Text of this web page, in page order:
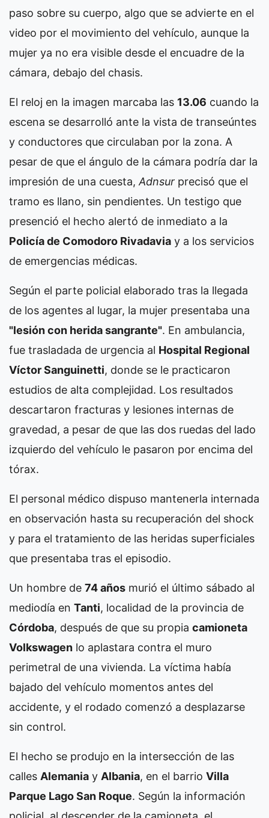
paso sobre su cuerpo, algo que se advierte en el
video por el movimiento del vehículo, aunque la
mujer ya no era visible desde el encuadre de la
cámara, debajo del chasis.
El reloj en la imagen marcaba las 13.06 cuando la
escena se desarrolló ante la vista de transeúntes
y conductores que circulaban por la zona. A
pesar de que el ángulo de la cámara podría dar la
impresión de una cuesta, Adnsur precisó que el
tramo es llano, sin pendientes. Un testigo que
presenció el hecho alertó de inmediato a la
Policía de Comodoro Rivadavia y a los servicios
de emergencias médicas.
Según el parte policial elaborado tras la llegada
de los agentes al lugar, la mujer presentaba una
"lesión con herida sangrante". En ambulancia,
fue trasladada de urgencia al Hospital Regional
Víctor Sanguinetti, donde se le practicaron
estudios de alta complejidad. Los resultados
descartaron fracturas y lesiones internas de
gravedad, a pesar de que las dos ruedas del lado
izquierdo del vehículo le pasaron por encima del
tórax.
El personal médico dispuso mantenerla internada
en observación hasta su recuperación del shock
y para el tratamiento de las heridas superficiales
que presentaba tras el episodio.
Un hombre de 74 años murió el último sábado al
mediodía en Tanti, localidad de la provincia de
Córdoba, después de que su propia camioneta
Volkswagen lo aplastara contra el muro
perimetral de una vivienda. La víctima había
bajado del vehículo momentos antes del
accidente, y el rodado comenzó a desplazarse
sin control.
El hecho se produjo en la intersección de las
calles Alemania y Albania, en el barrio Villa
Parque Lago San Roque. Según la información